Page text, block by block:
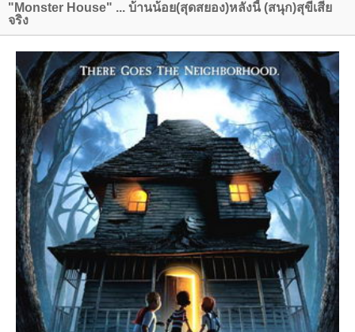
"Monster House" ... บ้านน้อย(สุดสยอง)หลังนี้ (สนุก)สุขีเสี
จริง